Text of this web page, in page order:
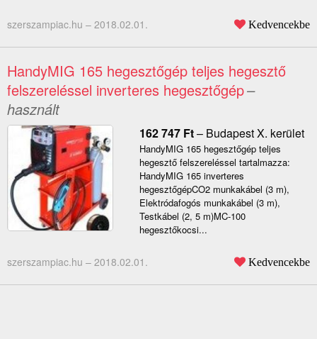
szerszampiac.hu – 2018.02.01. Kedvencekbe
HandyMIG 165 hegesztőgép teljes hegesztő
felszereléssel inverteres hegesztőgép–
használt
162 747 Ft– Budapest X. kerület
HandyMIG 165 hegesztőgép teljes
hegesztő felszereléssel tartalmazza:
HandyMIG 165 inverteres
hegesztőgépCO2 munkakábel (3 m),
Elektródafogós munkakábel (3 m),
Testkábel (2, 5 m)MC-100
hegesztőkocsi...
szerszampiac.hu – 2018.02.01. Kedvencekbe